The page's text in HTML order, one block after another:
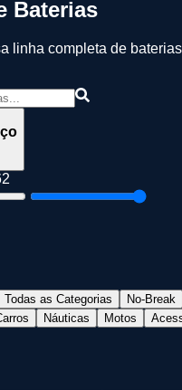
Baterias
linha completa de
Todas as Categorias No-Break
Náuticas Motos